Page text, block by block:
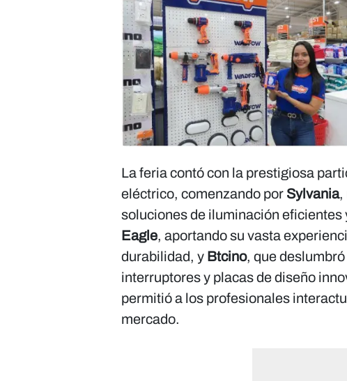
La feria contó con la prestigiosa
eléctrico, comenzando por Sylvania,
soluciones de iluminación
Eagle, aportando su vasta
durabilidad, y Btcino, que
interruptores y placas de diseño
permitió a los profesionales
mercado.